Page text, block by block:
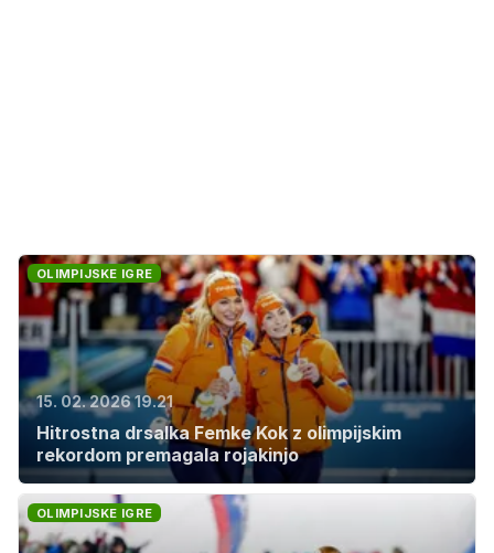
OLIMPIJSKE IGRE
15. 02. 2026 19.21
Hitrostna drsalka Femke Kok z olimpijskim
rekordom premagala rojakinjo
OLIMPIJSKE IGRE